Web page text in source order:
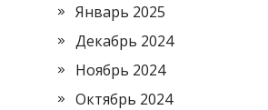
Январь 2025
Декабрь 2024
Ноябрь 2024
Октябрь 2024